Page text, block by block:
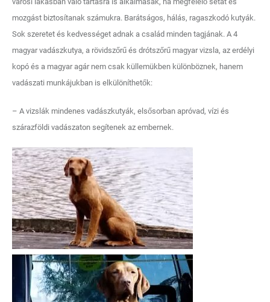
mozgást biztosítanak számukra. Barátságos, hálás, ragaszkodó kutyák.
Sok szeretet és kedvességet adnak a család minden tagjának. A 4
magyar vadászkutya, a rövidszőrű és drótszőrű magyar vizsla, az erdélyi
kopó és a magyar agár nem csak küllemükben különböznek, hanem
vadászati munkájukban is elkülöníthetők:
– A vizslák mindenes vadászkutyák, elsősorban apróvad, vízi és
szárazföldi vadászaton segítenek az embernek.